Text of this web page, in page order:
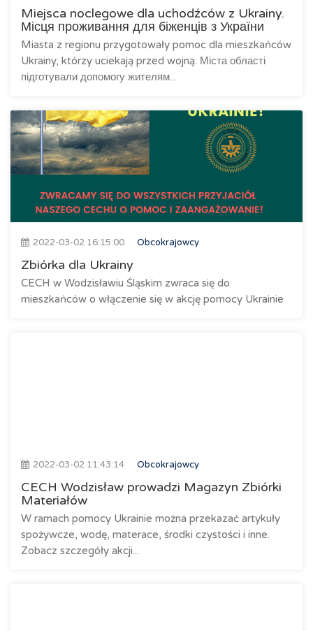
Miejsca noclegowe dla uchodźców z Ukrainy.
Місця проживання для біженців з України
Miasta z regionu przygotowały pomoc dla mieszkańców
Ukrainy, którzy uciekają przed wojną. Міста області
підготували допомогу жителям...
2022-03-02 16:15:00 Obcokrajowcy
Zbiórka dla Ukrainy
CECH w Wodzisławiu Śląskim zwraca się do
mieszkańców o włączenie się w akcję pomocy Ukrainie
2022-03-02 11:43:14 Obcokrajowcy
CECH Wodzisław prowadzi Magazyn Zbiórki
Materiałów
W ramach pomocy Ukrainie można przekazać artykuły
spożywcze, wodę, materace, środki czystości i inne.
Zobacz szczegóły akcji...